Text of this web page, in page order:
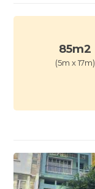
85m2
(5m x 17m)